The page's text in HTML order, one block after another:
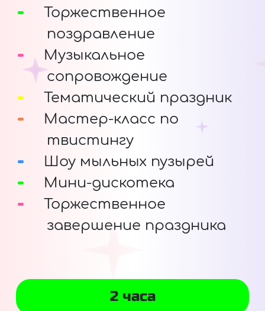
Торжественное
поздравление
Музыкальное
сопровождение
Тематический праздник
Мастер-класс по
твистингу
Шоу мыльных пузырей
Мини-дискотека
Торжественное
завершение праздника
2 часа